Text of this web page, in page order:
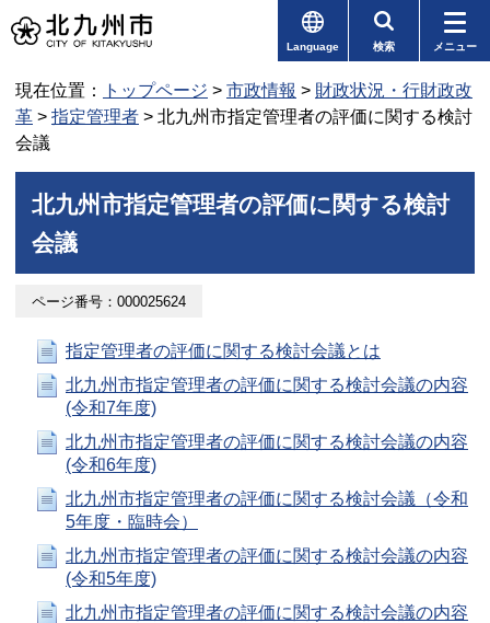
Language 検索 メニュー
現在位置： トップページ > 市政情報 > 財政状況・行財政改
革 > 指定管理者 > 北九州市指定管理者の評価に関する検討
会議
北九州市指定管理者の評価に関する検討
会議
ページ番号：000025624
指定管理者の評価に関する検討会議とは
北九州市指定管理者の評価に関する検討会議の内容
(令和7年度)
北九州市指定管理者の評価に関する検討会議の内容
(令和6年度)
北九州市指定管理者の評価に関する検討会議（令和
5年度・臨時会）
北九州市指定管理者の評価に関する検討会議の内容
(令和5年度)
北九州市指定管理者の評価に関する検討会議の内容